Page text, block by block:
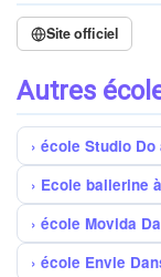
Site officiel
Autres
école Studio Do
Ecole ballerine
école Movida
école Envie